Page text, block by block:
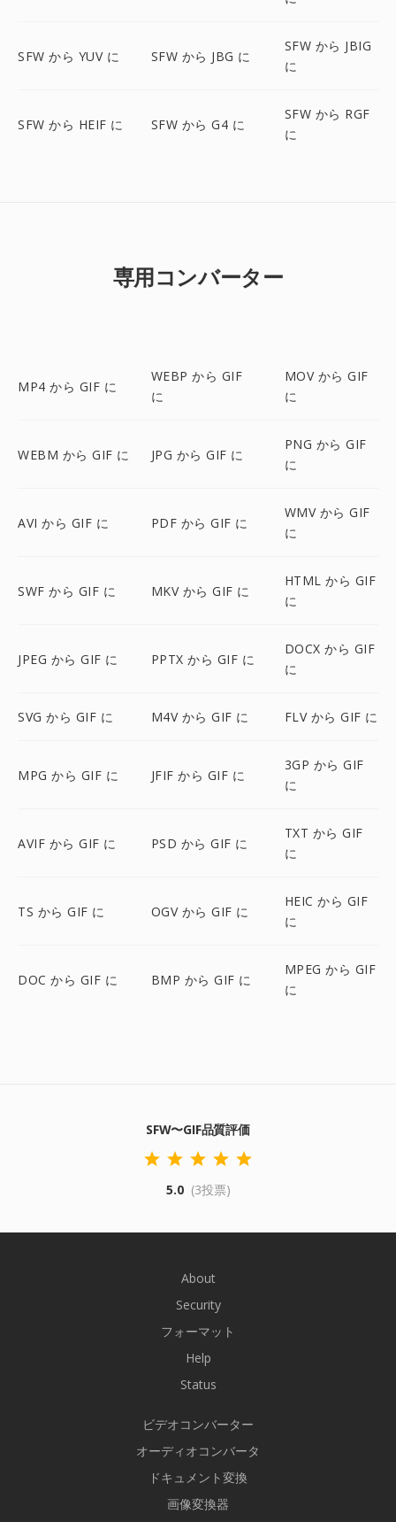
SFW から YUV に SFW から JBG に
SFW から JBIG
に
SFW から HEIF に SFW から G4 に
SFW から RGF
に
専用コンバーター
MP4 から GIF に
WEBP から GIF
に
MOV から GIF
に
WEBM から GIF に JPG から GIF に
PNG から GIF
に
AVI から GIF に PDF から GIF に
WMV から GIF
に
SWF から GIF に MKV から GIF に
HTML から GIF
に
JPEG から GIF に PPTX から GIF に
DOCX から GIF
に
SVG から GIF に M4V から GIF に FLV から GIF に
MPG から GIF に JFIF から GIF に
3GP から GIF
に
AVIF から GIF に PSD から GIF に
TXT から GIF
に
TS から GIF に OGV から GIF に
HEIC から GIF
に
DOC から GIF に BMP から GIF に
MPEG から GIF
に
SFW〜GIF品質評価
5.0 (3投票)
About
Security
フォーマット
Help
Status
ビデオコンバーター
オーディオコンバータ
ドキュメント変換
画像変換器